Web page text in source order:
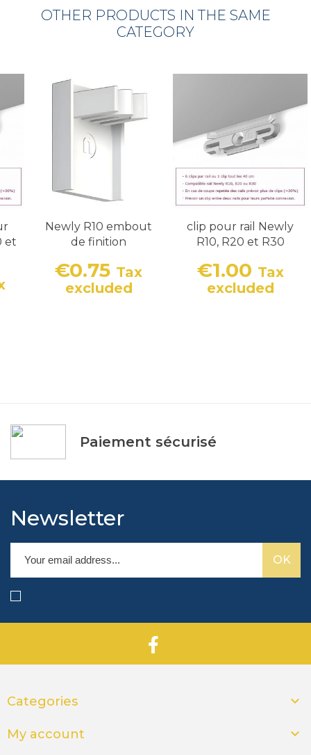
OTHER PRODUCTS IN THE SAME
CATEGORY
et
Newly R10 embout
de finition
Price
€0.75 Tax
excluded
clip pour rail Newly
R10, R20 et R30
Price
€1.00 Tax
excluded
Paiement sécurisé
Newsletter
Categories 
My account 